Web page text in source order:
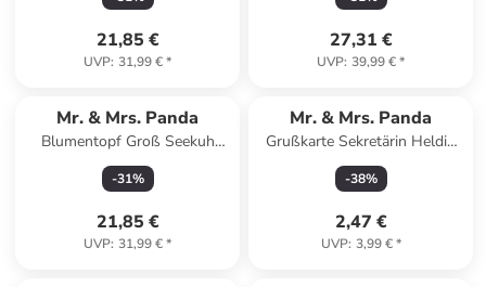
21,85 €
UVP: 31,99 €*
27,31 €
UVP: 39,99 €*
Mr. & Mrs. Panda
Blumentopf Groß Seekuh
Chillen mit Spruch in Weiß
-31%
21,85 €
UVP: 31,99 €*
Mr. & Mrs. Panda
Grußkarte Sekretärin Heldin
mit Spruch in Meeresbrise
-38%
2,47 €
UVP: 3,99 €*